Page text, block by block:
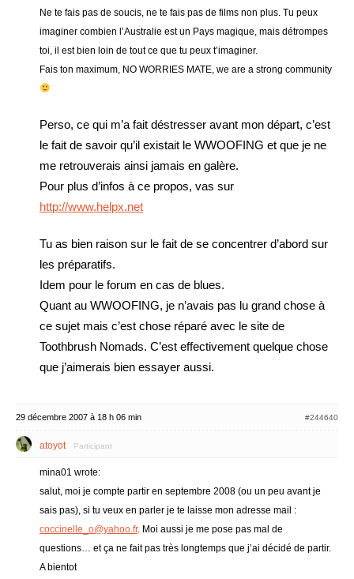
Ne te fais pas de soucis, ne te fais pas de films non plus. Tu peux
imaginer combien l’Australie est un Pays magique, mais détrompes
toi, il est bien loin de tout ce que tu peux t’imaginer.
Fais ton maximum, NO WORRIES MATE, we are a strong community
Perso, ce qui m’a fait déstresser avant mon départ, c’est
le fait de savoir qu’il existait le WWOOFING et que je ne
me retrouverais ainsi jamais en galère.
Pour plus d’infos à ce propos, vas sur
http://www.helpx.net
Tu as bien raison sur le fait de se concentrer d’abord sur
les préparatifs.
Idem pour le forum en cas de blues.
Quant au WWOOFING, je n’avais pas lu grand chose à
ce sujet mais c’est chose réparé avec le site de
Toothbrush Nomads. C’est effectivement quelque chose
que j’aimerais bien essayer aussi.
29 décembre 2007 à 18 h 06 min #244640
atoyot Participant
mina01 wrote:
salut, moi je compte partir en septembre 2008 (ou un peu avant je
sais pas), si tu veux en parler je te laisse mon adresse mail :
coccinelle_o@yahoo.fr. Moi aussi je me pose pas mal de
questions… et ça ne fait pas très longtemps que j’ai décidé de partir.
A bientot